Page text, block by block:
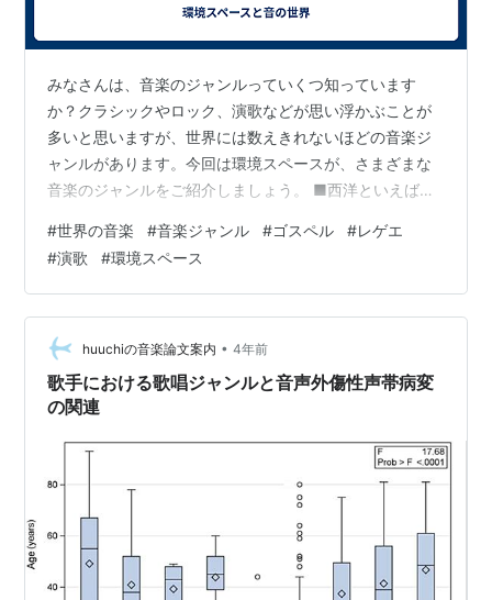
みなさんは、音楽のジャンルっていくつ知っています
か？クラシックやロック、演歌などが思い浮かぶことが
多いと思いますが、世界には数えきれないほどの音楽ジ
ャンルがあります。今回は環境スペースが、さまざまな
音楽のジャンルをご紹介しましょう。 ■西洋といえば？
ック」は、6世紀頃の聖歌がルーツだとされています。15
世紀になると合唱曲や宗教曲が流行し、バレエのための
楽曲としても作られるようになりました。細かく分類す
るとルネッサンス音楽、バロック音楽、古典派音楽、ロ
マン派音楽などがあります。近代になるとアジアやアフ
リカの要素を取り入れた曲も作られ、何世紀にも…
#世界の音楽 #音楽ジャンル #ゴスペル #レゲエ
#演歌 #環境スペース
huuchiの音楽論文案内 • 4年前
歌手における歌唱ジャンルと音声外傷性声帯病変
の関連